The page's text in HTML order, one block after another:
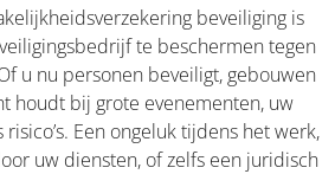
beveiliging is
te beschermen tegen
u nu personen beveiligt, gebouwen
houdt bij grote evenementen, uw
Een ongeluk tijdens het werk,
uw diensten, of zelfs een juridisch